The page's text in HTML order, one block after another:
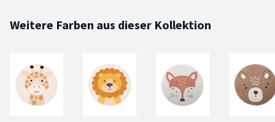
Weitere Farben aus dieser Kollektion